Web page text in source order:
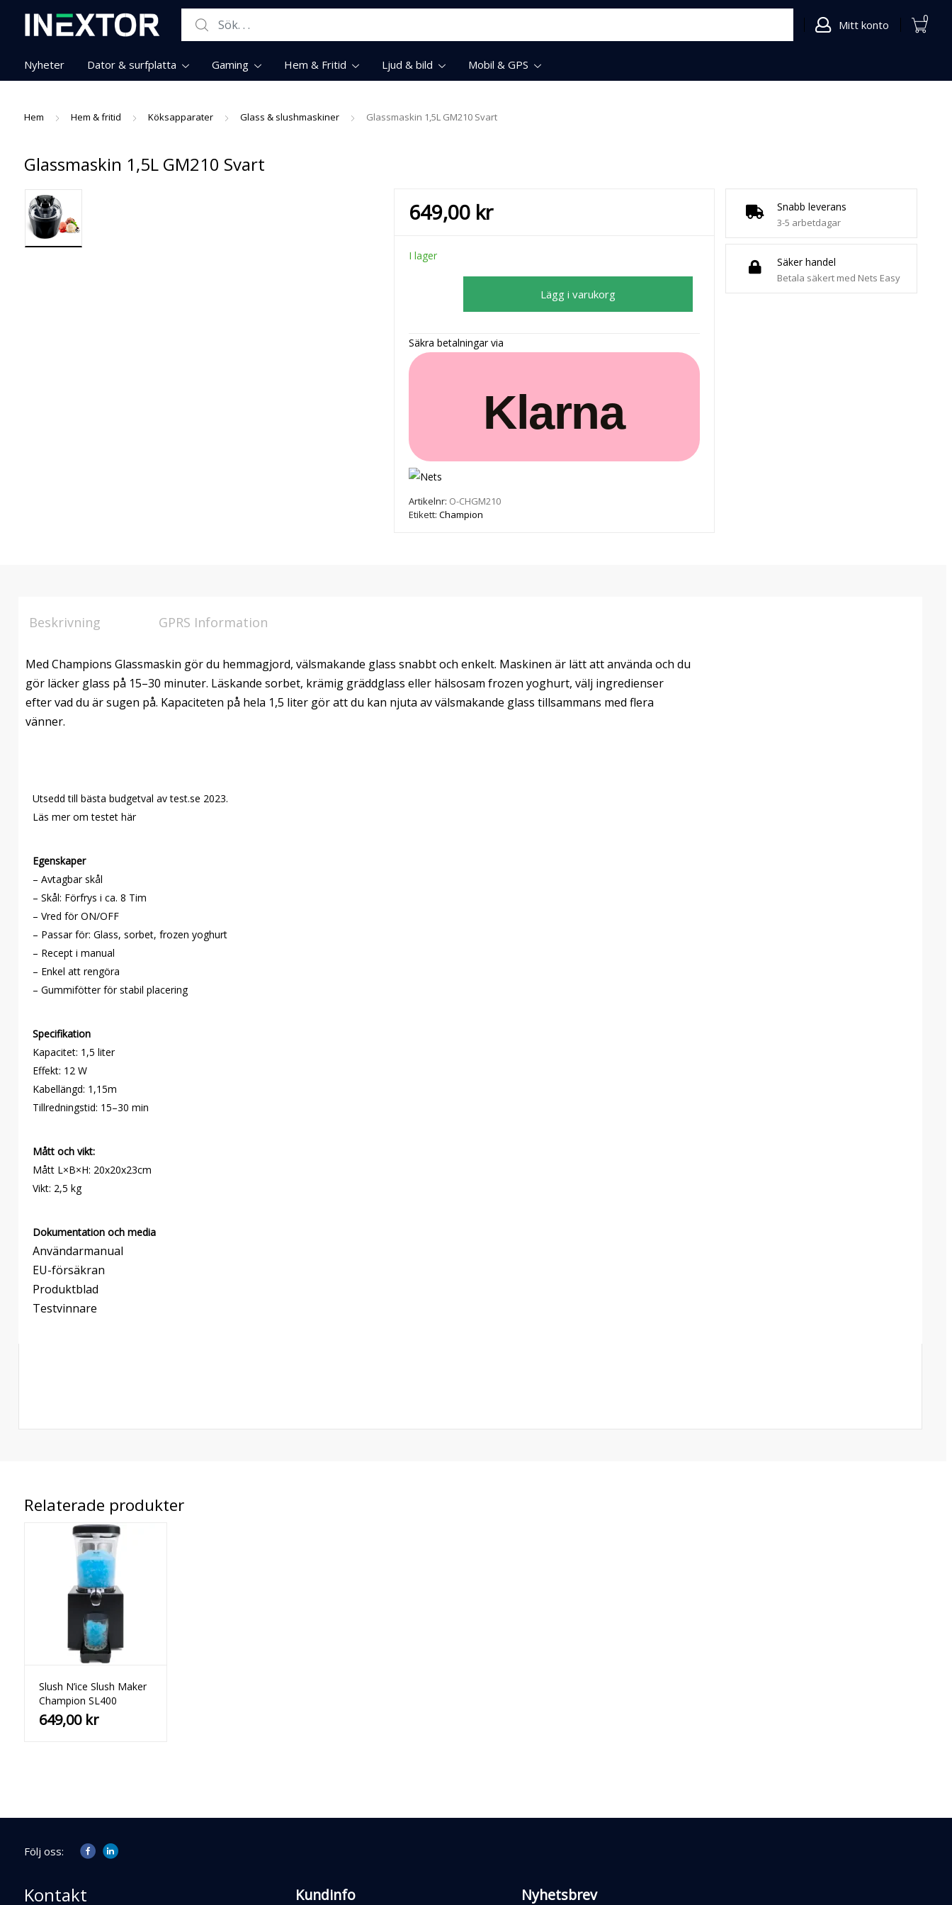
Search for:
Mitt konto 0
Nyheter Dator & surfplatta Gaming Hem & Fritid Ljud & bild Mobil & GPS
Hem Hem & fritid Köksapparater Glass & slushmaskiner Glassmaskin 1,5L GM210 Svart
Glassmaskin 1,5L GM210 Svart
Snabb leverans
3-5 arbetdagar
Säker handel
Betala säkert med Nets Easy
649,00 kr
I lager
Svart
mängd
Lägg i varukorg
Säkra betalningar via
Klarna
Artikelnr: O-CHGM210
Etikett:Champion
Beskrivning GPRS Information
Med Champions Glassmaskin gör du hemmagjord, välsmakande glass snabbt och enkelt. Maskinen är lätt att använda och du
gör läcker glass på 15–30 minuter. Läskande sorbet, krämig gräddglass eller hälsosam frozen yoghurt, välj ingredienser
efter vad du är sugen på. Kapaciteten på hela 1,5 liter gör att du kan njuta av välsmakande glass tillsammans med flera
vänner.
Utsedd till bästa budgetval av test.se 2023.
Läs mer om testet här
Egenskaper
– Avtagbar skål
– Skål: Förfrys i ca. 8 Tim
– Vred för ON/OFF
– Passar för: Glass, sorbet, frozen yoghurt
– Recept i manual
– Enkel att rengöra
– Gummifötter för stabil placering
Specifikation
Kapacitet: 1,5 liter
Effekt: 12 W
Kabellängd: 1,15m
Tillredningstid: 15–30 min
Mått och vikt:
Mått L×B×H: 20x20x23cm
Vikt: 2,5 kg
Dokumentation och media
Användarmanual
EU-försäkran
Produktblad
Testvinnare
Relaterade produkter
Slush N’ice Slush Maker
Champion SL400
649,00 kr
Följ oss:
Kontakt Kundinfo Nyhetsbrev